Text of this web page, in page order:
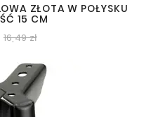
ZŁOTA W POŁYSKU
15 CM
16,49 zł